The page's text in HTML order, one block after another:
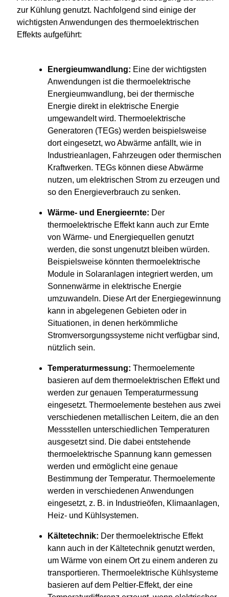
zur Kühlung genutzt. Nachfolgend sind einige der
wichtigsten Anwendungen des thermoelektrischen
Effekts aufgeführt:
Energieumwandlung: Eine der wichtigsten
Anwendungen ist die thermoelektrische
Energieumwandlung, bei der thermische
Energie direkt in elektrische Energie
umgewandelt wird. Thermoelektrische
Generatoren (TEGs) werden beispielsweise
dort eingesetzt, wo Abwärme anfällt, wie in
Industrieanlagen, Fahrzeugen oder thermischen
Kraftwerken. TEGs können diese Abwärme
nutzen, um elektrischen Strom zu erzeugen und
so den Energieverbrauch zu senken.
Wärme- und Energieernte: Der
thermoelektrische Effekt kann auch zur Ernte
von Wärme- und Energiequellen genutzt
werden, die sonst ungenutzt bleiben würden.
Beispielsweise könnten thermoelektrische
Module in Solaranlagen integriert werden, um
Sonnenwärme in elektrische Energie
umzuwandeln. Diese Art der Energiegewinnung
kann in abgelegenen Gebieten oder in
Situationen, in denen herkömmliche
Stromversorgungssysteme nicht verfügbar sind,
nützlich sein.
Temperaturmessung: Thermoelemente
basieren auf dem thermoelektrischen Effekt und
werden zur genauen Temperaturmessung
eingesetzt. Thermoelemente bestehen aus zwei
verschiedenen metallischen Leitern, die an den
Messstellen unterschiedlichen Temperaturen
ausgesetzt sind. Die dabei entstehende
thermoelektrische Spannung kann gemessen
werden und ermöglicht eine genaue
Bestimmung der Temperatur. Thermoelemente
werden in verschiedenen Anwendungen
eingesetzt, z. B. in Industrieöfen, Klimaanlagen,
Heiz- und Kühlsystemen.
Kältetechnik: Der thermoelektrische Effekt
kann auch in der Kältetechnik genutzt werden,
um Wärme von einem Ort zu einem anderen zu
transportieren. Thermoelektrische Kühlsysteme
basieren auf dem Peltier-Effekt, der eine